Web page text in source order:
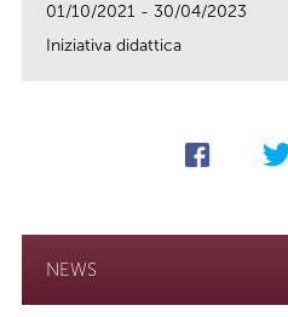
01/10/2021 - 30/04/2023
Iniziativa didattica
NEWS